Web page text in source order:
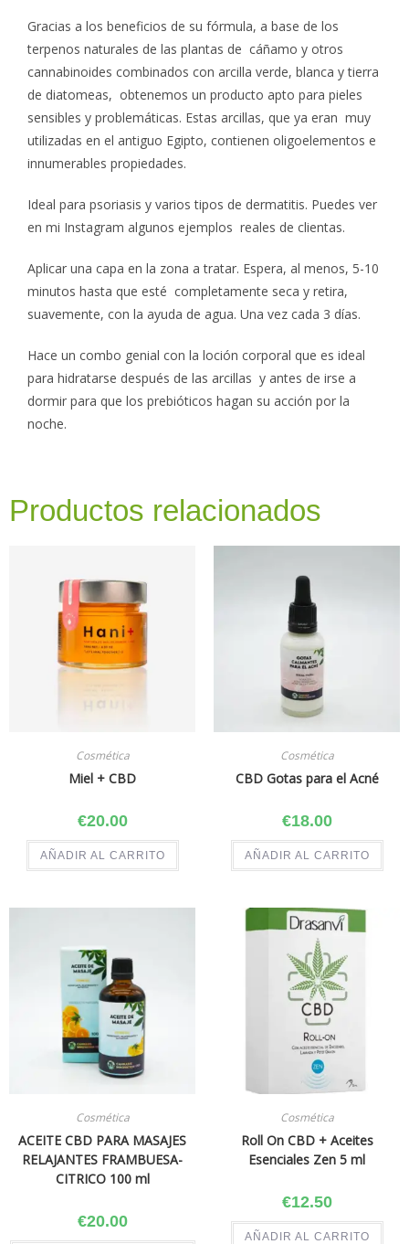
Gracias a los beneficios de su fórmula, a base de los
terpenos naturales de las plantas de cáñamo y otros
cannabinoides combinados con arcilla verde, blanca y tierra
de diatomeas, obtenemos un producto apto para pieles
sensibles y problemáticas. Estas arcillas, que ya eran muy
utilizadas en el antiguo Egipto, contienen oligoelementos e
innumerables propiedades.
Ideal para psoriasis y varios tipos de dermatitis. Puedes ver
en mi Instagram algunos ejemplos reales de clientas.
Aplicar una capa en la zona a tratar. Espera, al menos, 5-10
minutos hasta que esté completamente seca y retira,
suavemente, con la ayuda de agua. Una vez cada 3 días.
Hace un combo genial con la loción corporal que es ideal
para hidratarse después de las arcillas y antes de irse a
dormir para que los prebióticos hagan su acción por la
noche.
Productos relacionados
Cosmética
Miel + CBD
€20.00
AÑADIR AL CARRITO
Cosmética
CBD Gotas para el Acné
€18.00
AÑADIR AL CARRITO
Cosmética
ACEITE CBD PARA MASAJES
RELAJANTES FRAMBUESA-
CITRICO 100 ml
€20.00
Cosmética
Roll On CBD + Aceites
Esenciales Zen 5 ml
€12.50
AÑADIR AL CARRITO